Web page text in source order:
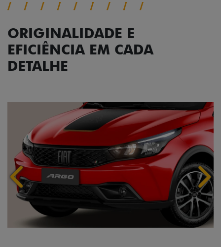
ORIGINALIDADE E
EFICIÊNCIA EM CADA
DETALHE
Anterior